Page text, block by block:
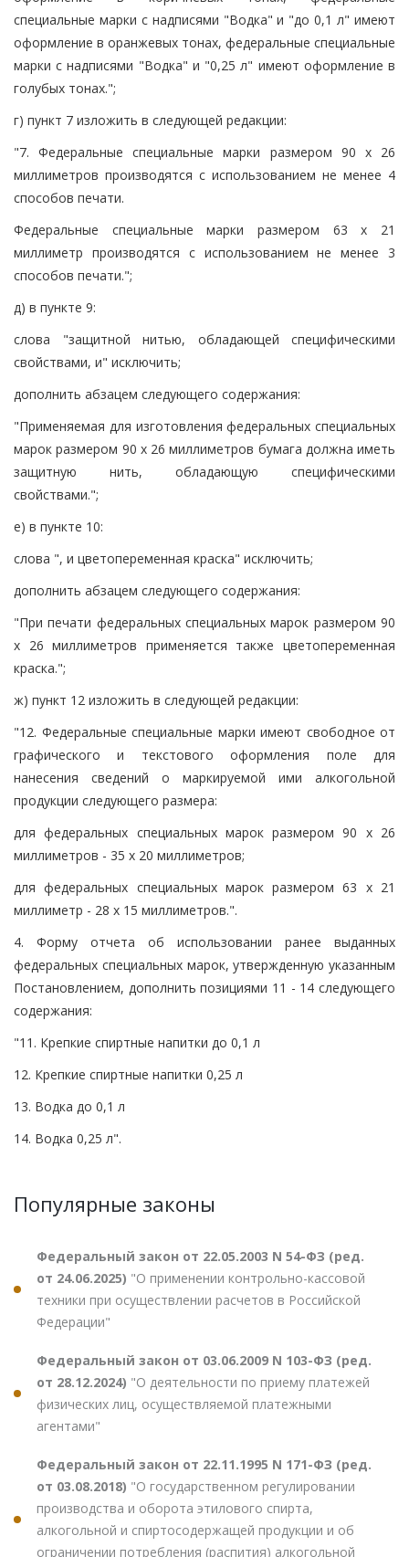
специальные марки с надписями "Водка" и "до 0,1 л" имеют
оформление в оранжевых тонах, федеральные специальные
марки с надписями "Водка" и "0,25 л" имеют оформление в
голубых тонах.";
г) пункт 7 изложить в следующей редакции:
"7. Федеральные специальные марки размером 90 x 26
миллиметров производятся с использованием не менее 4
способов печати.
Федеральные специальные марки размером 63 x 21
миллиметр производятся с использованием не менее 3
способов печати.";
д) в пункте 9:
слова "защитной нитью, обладающей специфическими
свойствами, и" исключить;
дополнить абзацем следующего содержания:
"Применяемая для изготовления федеральных специальных
марок размером 90 x 26 миллиметров бумага должна иметь
защитную нить, обладающую специфическими
свойствами.";
е) в пункте 10:
слова ", и цветопеременная краска" исключить;
дополнить абзацем следующего содержания:
"При печати федеральных специальных марок размером 90
x 26 миллиметров применяется также цветопеременная
краска.";
ж) пункт 12 изложить в следующей редакции:
"12. Федеральные специальные марки имеют свободное от
графического и текстового оформления поле для
нанесения сведений о маркируемой ими алкогольной
продукции следующего размера:
для федеральных специальных марок размером 90 x 26
миллиметров - 35 x 20 миллиметров;
для федеральных специальных марок размером 63 x 21
миллиметр - 28 x 15 миллиметров.".
4. Форму отчета об использовании ранее выданных
федеральных специальных марок, утвержденную указанным
Постановлением, дополнить позициями 11 - 14 следующего
содержания:
"11. Крепкие спиртные напитки до 0,1 л
12. Крепкие спиртные напитки 0,25 л
13. Водка до 0,1 л
14. Водка 0,25 л".
Популярные законы
Федеральный закон от 22.05.2003 N 54-ФЗ (ред.
от 24.06.2025) "О применении контрольно-кассовой
техники при осуществлении расчетов в Российской
Федерации"
Федеральный закон от 03.06.2009 N 103-ФЗ (ред.
от 28.12.2024) "О деятельности по приему платежей
физических лиц, осуществляемой платежными
агентами"
Федеральный закон от 22.11.1995 N 171-ФЗ (ред.
от 03.08.2018) "О государственном регулировании
производства и оборота этилового спирта,
алкогольной и спиртосодержащей продукции и об
ограничении потребления (распития) алкогольной